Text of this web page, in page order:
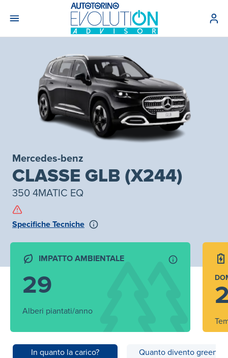
Mercedes-benz
CLASSE GLB (X244)
350 4MATIC EQ
Specifiche Tecniche
IMPATTO AMBIENTALE
29
Alberi piantati/anno
In quanto la carico? Quanto divento green?